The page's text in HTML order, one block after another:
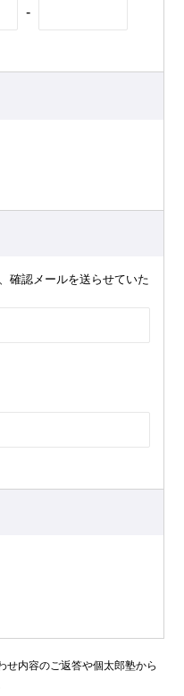
-
確認メールを送らせていた
せ内容のご返答や個太郎塾から